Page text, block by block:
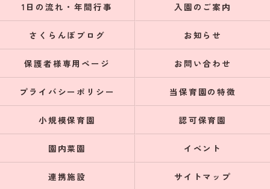
1日の流れ・年間行事 入園のご案内
さくらんぼブログ お知らせ
保護者様専用ページ お問い合わせ
プライバシーポリシー 当保育園の特徴
小規模保育園 認可保育園
園内菜園 イベント
連携施設 サイトマップ